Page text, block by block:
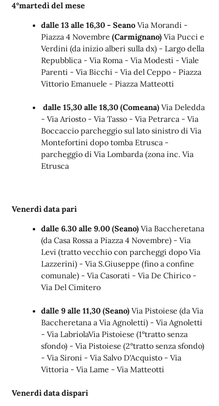
4°martedì del mese
dalle 13 alle 16,30 - Seano Via Morandi -
Piazza 4 Novembre (Carmignano) Via Pucci e
Verdini (da inizio alberi sulla dx) - Largo della
Repubblica - Via Roma - Via Modesti - Viale
Parenti - Via Bicchi - Via del Ceppo - Piazza
Vittorio Emanuele - Piazza Matteotti
dalle 15,30 alle 18,30 (Comeana) Via Deledda
- Via Ariosto - Via Tasso - Via Petrarca - Via
Boccaccio parcheggio sul lato sinistro di Via
Montefortini dopo tomba Etrusca -
parcheggio di Via Lombarda (zona inc. Via
Etrusca
Venerdì data pari
dalle 6.30 alle 9.00 (Seano) Via Baccheretana
(da Casa Rossa a Piazza 4 Novembre) - Via
Levi (tratto vecchio con parcheggi dopo Via
Lazzerini) - Via S.Giuseppe (fino a confine
comunale) - Via Casorati - Via De Chirico -
Via Del Cimitero
dalle 9 alle 11,30 (Seano) Via Pistoiese (da Via
Baccheretana a Via Agnoletti) - Via Agnoletti
- Via LabriolaVia Pistoiese (1°tratto senza
sfondo) - Via Pistoiese (2°tratto senza sfondo)
- Via Sironi - Via Salvo D'Acquisto - Via
Vittoria - Via Lame - Via Matteotti
Venerdì data dispari